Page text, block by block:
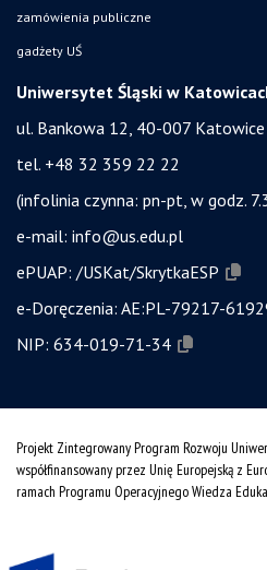
zamówienia publiczne
gadżety UŚ
Uniwersytet Śląski w
ul. Bankowa 12, 40-007 Katowice
tel. +48 32 359 22 22
(infolinia czynna: pn-pt, w godz.
e-mail: info@us.edu.pl
ePUAP: /USKat/SkrytkaESP
e-Doręczenia: AE:PL-79217-
NIP: 634-019-71-34
Projekt Zintegrowany Program Rozwoju
współfinansowany przez Unię Europejską z
ramach Programu Operacyjnego Wiedza